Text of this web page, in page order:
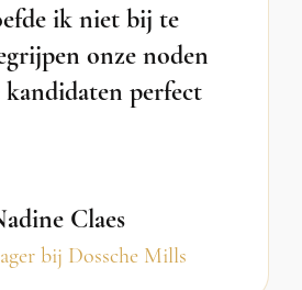
ik niet bij te
onze noden
kandidaten perfect
Claes
bij Dossche Mills